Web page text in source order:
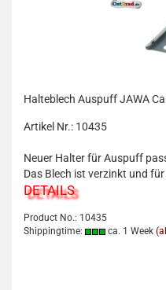
Halteblech Auspuff JAWA
Artikel Nr.: 10435
Neuer Halter für Auspuff
Das Blech ist verzinkt und für
DETAILS
Product No.: 10435
Shippingtime:
ca. 1 Week